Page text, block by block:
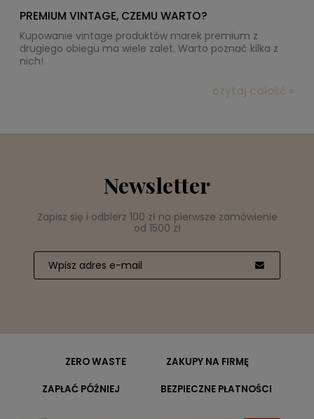
PREMIUM VINTAGE, CZEMU WARTO?
Kupowanie vintage produktów marek premium z
drugiego obiegu ma wiele zalet. Warto poznać kilka z
nich!
czytaj całość »
Newsletter
Zapisz się i odbierz 100 zł na pierwsze zamówienie
od 1500 zł
ZERO WASTE ZAKUPY NA FIRMĘ
ZAPŁAĆ PÓŹNIEJ BEZPIECZNE PŁATNOŚCI